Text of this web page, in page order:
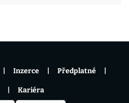
Inzerce Předplatné
Kariéra